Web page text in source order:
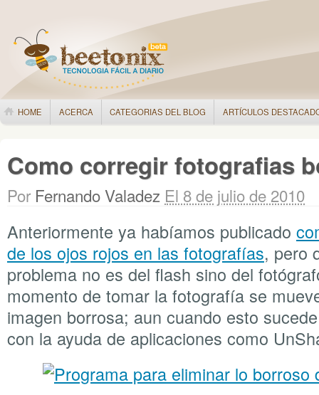
HOME ACERCA CATEGORIAS DEL BLOG ARTÍCULOS
Como corregir fotografias
Por Fernando Valadez El 8 de julio de 2010
Anteriormente ya habíamos publicado
de los ojos rojos en las fotografías, pero
problema no es del flash sino del
momento de tomar la fotografía se
imagen borrosa; aun cuando esto
con la ayuda de aplicaciones como